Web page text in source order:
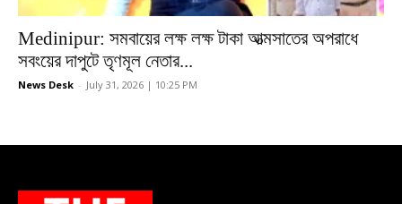
Medinipur: সমবায়ের লক্ষ লক্ষ টাকা আত্মসাতের অপরাধে
সবংয়ের দাপুটে তৃণমূল নেতার...
News Desk - July 31, 2026 | 10:25 PM